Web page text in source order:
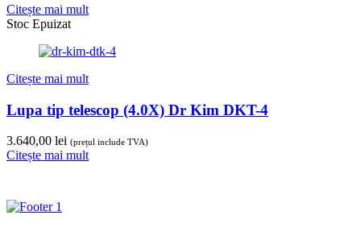
Citește mai mult
Stoc Epuizat
Citește mai mult
Lupa tip telescop (4.0X) Dr Kim DKT-4
3.640,00 lei (prețul include TVA)
Citește mai mult